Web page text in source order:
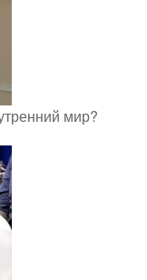
мир?